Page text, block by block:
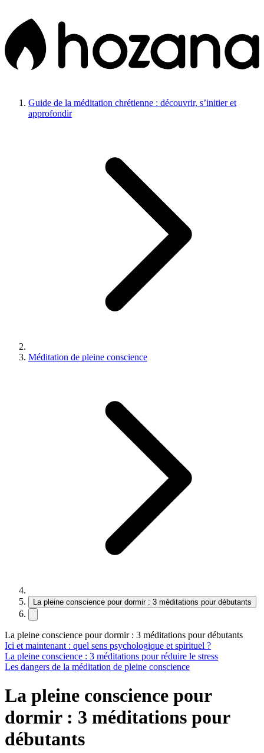
Guide de la méditation chrétienne : découvrir, s’initier et
approfondir
Méditation de pleine conscience
La pleine conscience pour dormir : 3 méditations pour débutants
La pleine conscience pour dormir : 3 méditations pour débutants
Ici et maintenant : quel sens psychologique et spirituel ?
La pleine conscience : 3 méditations pour réduire le stress
Les dangers de la méditation de pleine conscience
La pleine conscience pour
dormir : 3 méditations pour
débutants